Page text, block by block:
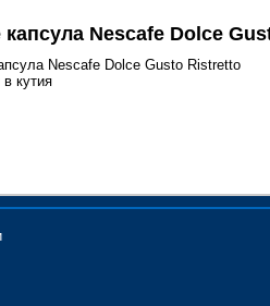
Nescafe Dolce
Nescafe Dolce Gusto Ristretto
в кутия